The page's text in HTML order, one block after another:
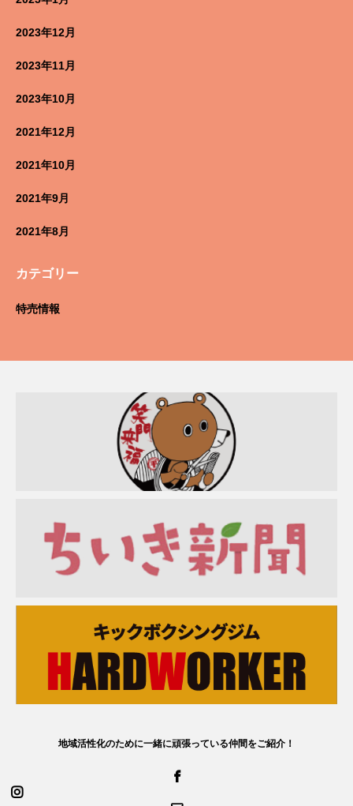
2023年12月
2023年11月
2023年10月
2021年12月
2021年10月
2021年9月
2021年8月
カテゴリー
特売情報
地域活性化のために一緒に頑張っている仲間をご紹介！